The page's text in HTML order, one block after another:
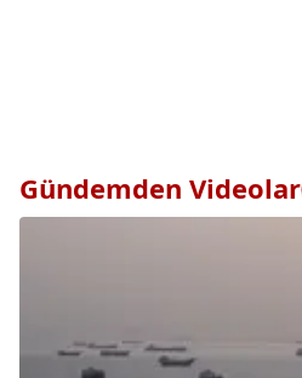
Gündemden Videolar